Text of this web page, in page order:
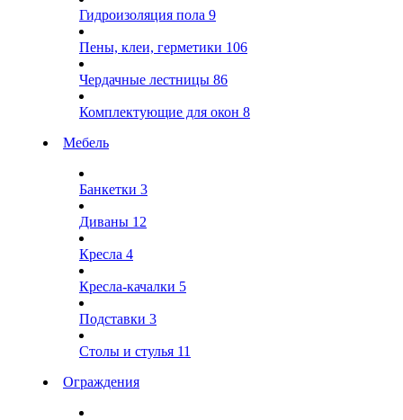
Гидроизоляция пола 9
Пены, клеи, герметики 106
Чердачные лестницы 86
Комплектующие для окон 8
Мебель
Банкетки 3
Диваны 12
Кресла 4
Кресла-качалки 5
Подставки 3
Столы и стулья 11
Ограждения